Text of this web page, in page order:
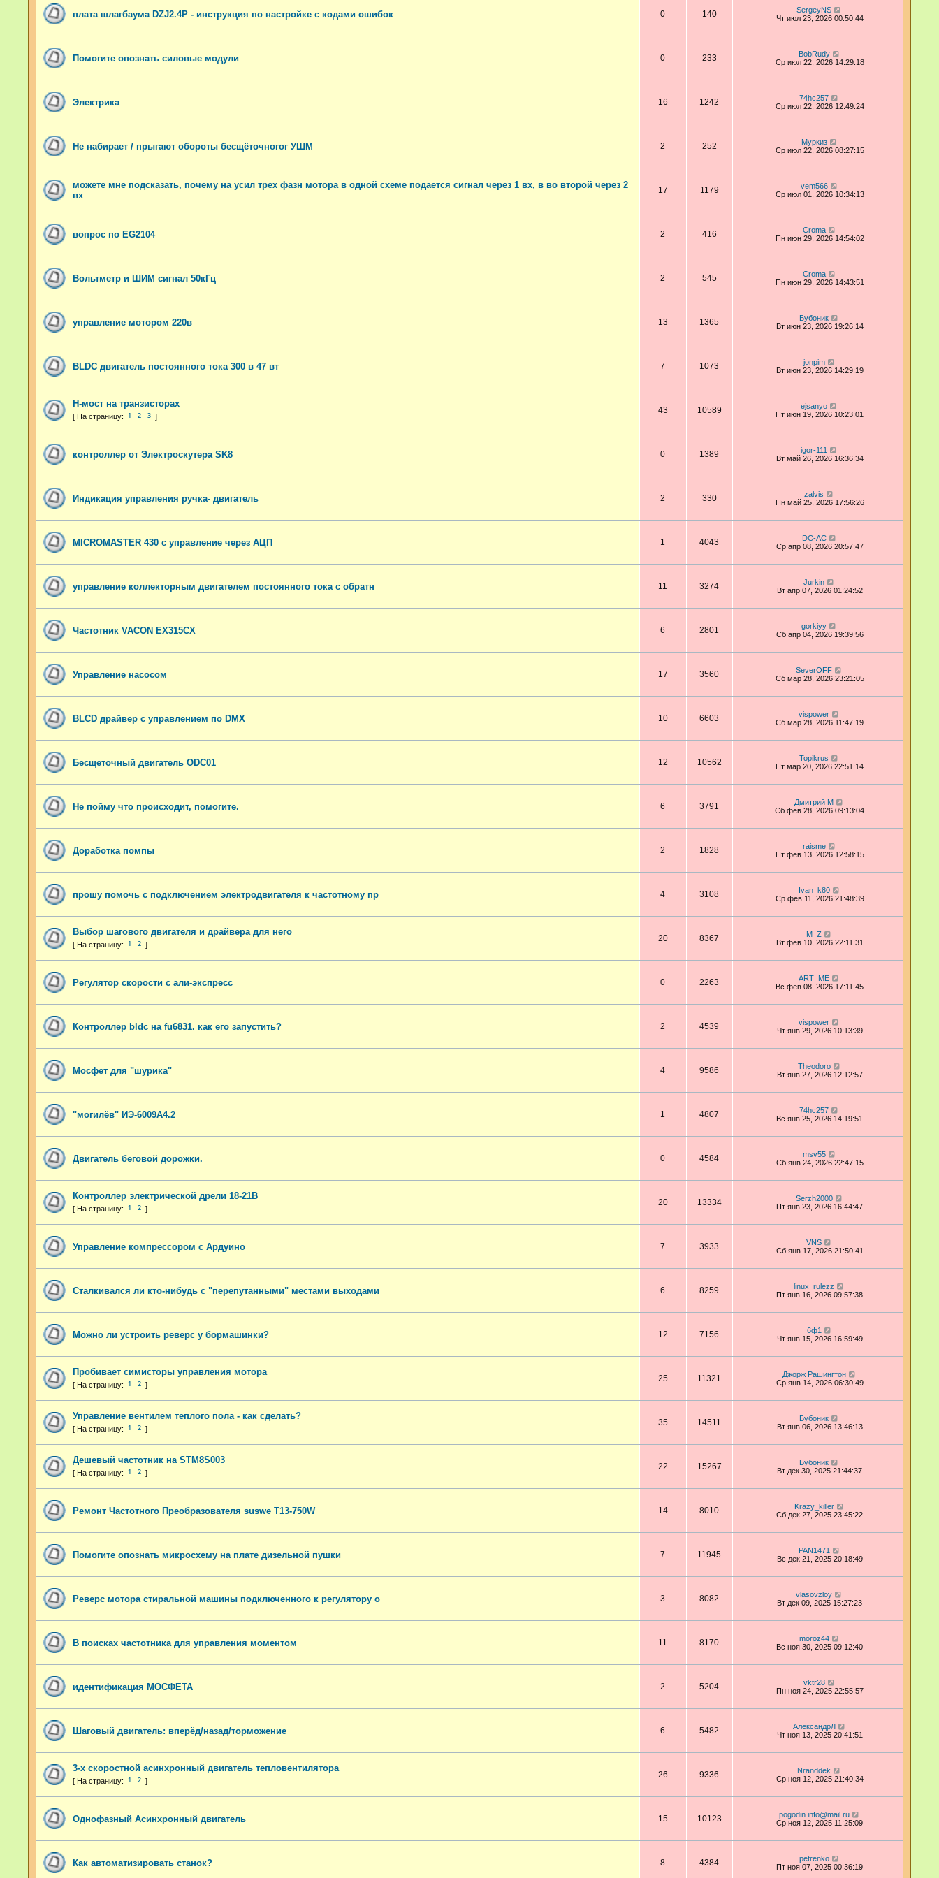
плата шлагбаума DZJ2.4P - инструкция по настройке с кодами ошибок 0 140
SergeyNS
Чт июл 23, 2026 00:50:44
Помогите опознать силовые модули 0 233
BobRudy
Ср июл 22, 2026 14:29:18
Электрика 16 1242
74hc257
Ср июл 22, 2026 12:49:24
Не набирает / прыгают обороты бесщёточногог УШМ 2 252
Муркиз
Ср июл 22, 2026 08:27:15
можете мне подсказать, почему на усил трех фазн мотора в одной схеме подается сигнал через 1 вх, в во второй через 2
вх
17 1179
vem566
Ср июл 01, 2026 10:34:13
вопрос по EG2104 2 416
Croma
Пн июн 29, 2026 14:54:02
Вольтметр и ШИМ сигнал 50кГц 2 545
Croma
Пн июн 29, 2026 14:43:51
управление мотором 220в 13 1365
Бубоник
Вт июн 23, 2026 19:26:14
BLDC двигатель постоянного тока 300 в 47 вт 7 1073
jonpim
Вт июн 23, 2026 14:29:19
H-мост на транзисторах
1 2 3
43 10589
ejsanyo
Пт июн 19, 2026 10:23:01
контроллер от Электроскутера SK8 0 1389
igor-111
Вт май 26, 2026 16:36:34
Индикация управления ручка- двигатель 2 330
zalvis
Пн май 25, 2026 17:56:26
MICROMASTER 430 с управление через АЦП 1 4043
DC-AC
Ср апр 08, 2026 20:57:47
управление коллекторным двигателем постоянного тока с обратн 11 3274
Jurkin
Вт апр 07, 2026 01:24:52
Частотник VACON EX315CX 6 2801
gorkiyy
Сб апр 04, 2026 19:39:56
Управление насосом 17 3560
SeverOFF
Сб мар 28, 2026 23:21:05
BLCD драйвер с управлением по DMX 10 6603
vispower
Сб мар 28, 2026 11:47:19
Бесщеточный двигатель ODC01 12 10562
Topikrus
Пт мар 20, 2026 22:51:14
Не пойму что происходит, помогите. 6 3791
Дмитрий М
Сб фев 28, 2026 09:13:04
Доработка помпы 2 1828
raisme
Пт фев 13, 2026 12:58:15
прошу помочь с подключением электродвигателя к частотному пр 4 3108
Ivan_k80
Ср фев 11, 2026 21:48:39
Выбор шагового двигателя и драйвера для него
1 2
20 8367
M_Z
Вт фев 10, 2026 22:11:31
Регулятор скорости с али-экспресс 0 2263
ART_ME
Вс фев 08, 2026 17:11:45
Контроллер bldc на fu6831. как его запустить? 2 4539
vispower
Чт янв 29, 2026 10:13:39
Мосфет для "шурика" 4 9586
Theodoro
Вт янв 27, 2026 12:12:57
"могилёв" ИЭ-6009А4.2 1 4807
74hc257
Вс янв 25, 2026 14:19:51
Двигатель беговой дорожки. 0 4584
msv55
Сб янв 24, 2026 22:47:15
Контроллер электрической дрели 18-21В
1 2
20 13334
Serzh2000
Пт янв 23, 2026 16:44:47
Управление компрессором с Ардуино 7 3933
VNS
Сб янв 17, 2026 21:50:41
Сталкивался ли кто-нибудь с "перепутанными" местами выходами 6 8259
linux_rulezz
Пт янв 16, 2026 09:57:38
Можно ли устроить реверс у бормашинки? 12 7156
6ф1
Чт янв 15, 2026 16:59:49
Пробивает симисторы управления мотора
1 2
25 11321
Джорж Рашингтон
Ср янв 14, 2026 06:30:49
Управление вентилем теплого пола - как сделать?
1 2
35 14511
Бубоник
Вт янв 06, 2026 13:46:13
Дешевый частотник на STM8S003
1 2
22 15267
Бубоник
Вт дек 30, 2025 21:44:37
Ремонт Частотного Преобразователя suswe Т13-750W 14 8010
Krazy_killer
Сб дек 27, 2025 23:45:22
Помогите опознать микросхему на плате дизельной пушки 7 11945
PAN1471
Вс дек 21, 2025 20:18:49
Реверс мотора стиральной машины подключенного к регулятору о 3 8082
vlasovzloy
Вт дек 09, 2025 15:27:23
В поисках частотника для управления моментом 11 8170
moroz44
Вс ноя 30, 2025 09:12:40
идентификация МОСФЕТА 2 5204
vktr28
Пн ноя 24, 2025 22:55:57
Шаговый двигатель: вперёд/назад/торможение 6 5482
АлександрЛ
Чт ноя 13, 2025 20:41:51
3-х скоростной асинхронный двигатель тепловентилятора
1 2
26 9336
Nranddek
Ср ноя 12, 2025 21:40:34
Однофазный Асинхронный двигатель 15 10123
pogodin.info@mail.ru
Ср ноя 12, 2025 11:25:09
Как автоматизировать станок? 8 4384
petrenko
Пт ноя 07, 2025 00:36:19